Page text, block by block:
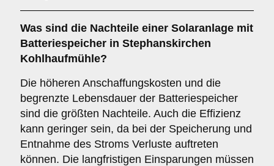
Was sind die Nachteile einer Solaranlage mit
Batteriespeicher in Stephanskirchen
Kohlhaufmühle?
Die höheren Anschaffungskosten und die
begrenzte Lebensdauer der Batteriespeicher
sind die größten Nachteile. Auch die Effizienz
kann geringer sein, da bei der Speicherung und
Entnahme des Stroms Verluste auftreten
können. Die langfristigen Einsparungen müssen